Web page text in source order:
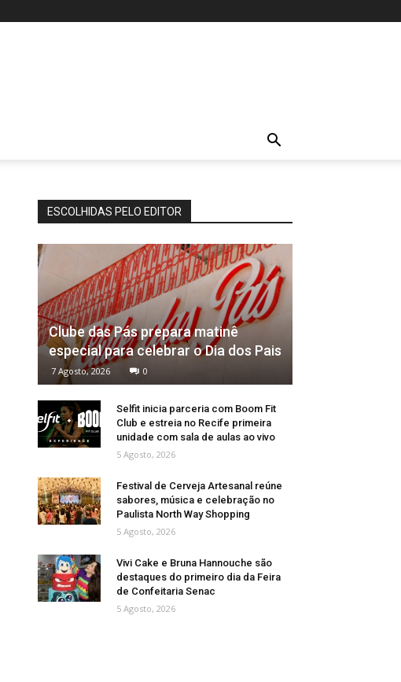
ESCOLHIDAS PELO EDITOR
Clube das Pás prepara matinê
especial para celebrar o Dia dos Pais
7 Agosto, 2026 0
Selfit inicia parceria com Boom Fit
Club e estreia no Recife primeira
unidade com sala de aulas ao vivo
5 Agosto, 2026
Festival de Cerveja Artesanal reúne
sabores, música e celebração no
Paulista North Way Shopping
5 Agosto, 2026
Vivi Cake e Bruna Hannouche são
destaques do primeiro dia da Feira
de Confeitaria Senac
5 Agosto, 2026